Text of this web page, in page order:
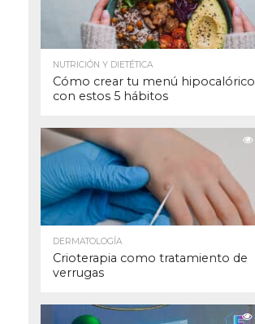
NUTRICIÓN Y DIETÉTICA
Cómo crear tu menú hipocalórico
con estos 5 hábitos
DERMATOLOGÍA
Crioterapia como tratamiento de
verrugas